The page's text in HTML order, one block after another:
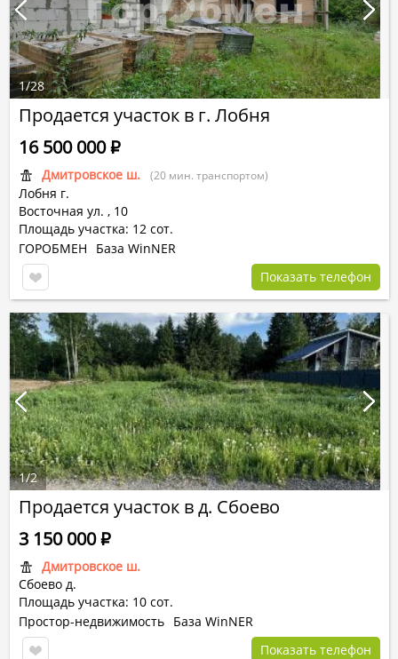
Продается участок в г. Лобня
Дмитровское ш. (20 мин. транспортом)
Лобня г.
Восточная ул. , 10
Площадь участка: 12 сот.
16 500 000Р
ГОРОБМЕН
База WinNER
Показать телефон
1/28
Продается участок в д. Сбоево
Дмитровское ш.
Сбоево д.
Площадь участка: 10 сот.
3 150 000Р
Простор-недвижимость База WinNER
Показать телефон
1/2